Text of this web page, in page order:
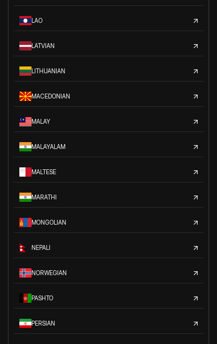
LAO
LATVIAN
LITHUANIAN
MACEDONIAN
MALAY
MALAYALAM
MALTESE
MARATHI
MONGOLIAN
NEPALI
NORWEGIAN
PASHTO
PERSIAN